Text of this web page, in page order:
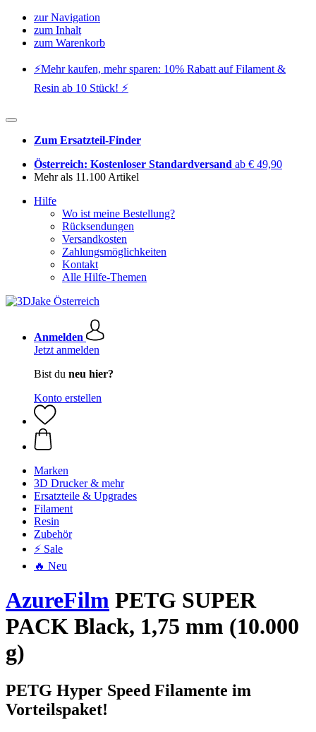
zur Navigation
zum Inhalt
zum Warenkorb
⚡️Mehr kaufen, mehr sparen: 10% Rabatt auf Filament &
Resin ab 10 Stück! ⚡️
Zum Ersatzteil-Finder
Österreich: Kostenloser Standardversand ab € 49,90
Mehr als 11.100 Artikel
Hilfe
Wo ist meine Bestellung?
Rücksendungen
Versandkosten
Zahlungsmöglichkeiten
Kontakt
Alle Hilfe-Themen
Anmelden
Jetzt anmelden
Bist du neu hier?
Konto erstellen
Marken
3D Drucker & mehr
Ersatzteile & Upgrades
Filament
Resin
Zubehör
⚡ Sale
🔥 Neu
AzureFilm PETG SUPER
PACK Black, 1,75 mm (10.000
g)
PETG Hyper Speed Filamente im
Vorteilspaket!